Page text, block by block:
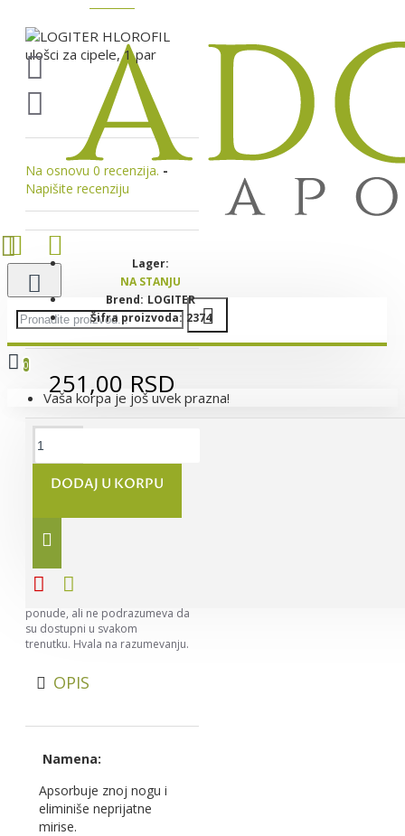
0
Vaša korpa je još uvek prazna!
Na osnovu 0 recenzija. -
Napišite recenziju
251,00 RSD
Lager:
NA STANJU
Brend: LOGITER
Šifra proizvoda: 2374
DODAJ U KORPU
Napomena:Nastojimo da
budemo što precizniji u opisu
garantujemo da su svi opisi
kompletni i bez greške. Svi artikli
ponude, ali ne podrazumeva da
su dostupni u svakom
trenutku. Hvala na razumevanju.
OPIS
Namena:
Apsorbuje znoj nogu i
eliminiše neprijatne
mirise.